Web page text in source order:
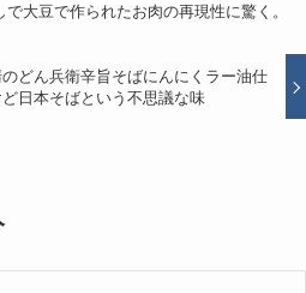
大豆で作られたお肉の再現性に驚く。
どん兵衛辛旨そばにんにくラー油仕
日本そばという不思議な味